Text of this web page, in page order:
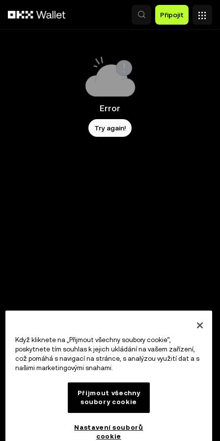
Připojit
Error
Try again!
Když kliknete na „Přijmout všechny soubory cookie“,
poskytnete tím souhlas k jejich ukládání na vašem zařízení,
což pomáhá s navigací na stránce, s analýzou využití dat a s
našimi marketingovými snahami.
Přijmout všechny
soubory cookie
Nastavení souborů
cookie